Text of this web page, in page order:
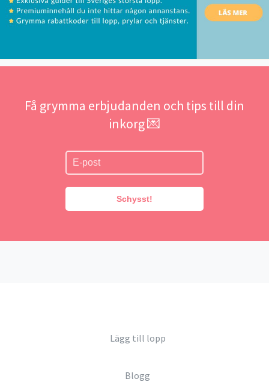
Få grymma erbjudanden och tips till din
inkorg 💌
Schysst!
Lägg till lopp
Blogg